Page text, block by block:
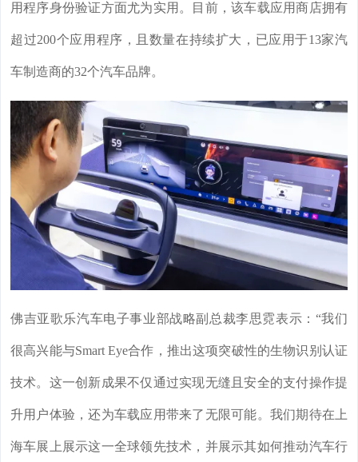
用程序身份验证方面尤为实用。目前，该车载应用商店拥有
超过200个应用程序，且数量在持续扩大，已应用于13家汽
车制造商的32个汽车品牌。
佛吉亚歌乐汽车电子事业部战略副总裁李思霓表示：“我们
很高兴能与Smart Eye合作，推出这项突破性的生物识别认证
技术。这一创新成果不仅通过实现无缝且安全的支付操作提
升用户体验，还为车载应用带来了无限可能。我们期待在上
海车展上展示这一全球领先技术，并展示其如何推动汽车行